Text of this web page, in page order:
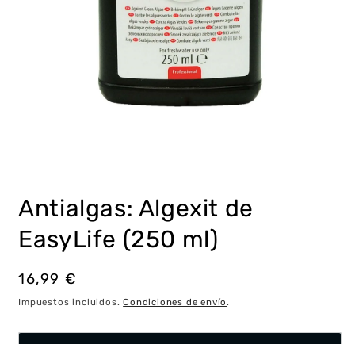
1
en
una
ventana
Antialgas: Algexit de
EasyLife (250 ml)
Precio
habitual
16,99 €
Impuestos incluidos.Condiciones de envío.